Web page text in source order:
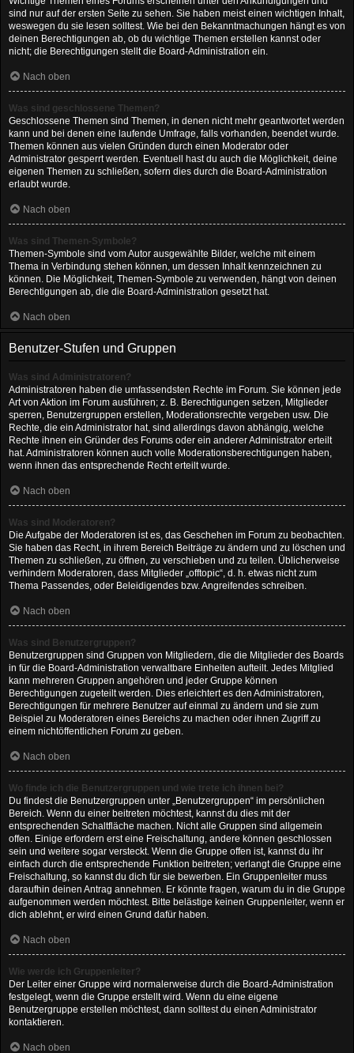
sind nur auf der ersten Seite zu sehen. Sie haben meist einen wichtigen Inhalt,
weswegen du sie lesen solltest. Wie bei den Bekanntmachungen hängt es von
deinen Berechtigungen ab, ob du wichtige Themen erstellen kannst oder
nicht; die Berechtigungen stellt die Board-Administration ein.
Nach oben
Was sind geschlossene Themen?
Geschlossene Themen sind Themen, in denen nicht mehr geantwortet werden
kann und bei denen eine laufende Umfrage, falls vorhanden, beendet wurde.
Themen können aus vielen Gründen durch einen Moderator oder
Administrator gesperrt werden. Eventuell hast du auch die Möglichkeit, deine
eigenen Themen zu schließen, sofern dies durch die Board-Administration
erlaubt wurde.
Nach oben
Was sind Themen-Symbole?
Themen-Symbole sind vom Autor ausgewählte Bilder, welche mit einem
Thema in Verbindung stehen können, um dessen Inhalt kennzeichnen zu
können. Die Möglichkeit, Themen-Symbole zu verwenden, hängt von deinen
Berechtigungen ab, die die Board-Administration gesetzt hat.
Nach oben
Benutzer-Stufen und Gruppen
Was sind Administratoren?
Administratoren haben die umfassendsten Rechte im Forum. Sie können jede
Art von Aktion im Forum ausführen; z. B. Berechtigungen setzen, Mitglieder
sperren, Benutzergruppen erstellen, Moderationsrechte vergeben usw. Die
Rechte, die ein Administrator hat, sind allerdings davon abhängig, welche
Rechte ihnen ein Gründer des Forums oder ein anderer Administrator erteilt
hat. Administratoren können auch volle Moderationsberechtigungen haben,
wenn ihnen das entsprechende Recht erteilt wurde.
Nach oben
Was sind Moderatoren?
Die Aufgabe der Moderatoren ist es, das Geschehen im Forum zu beobachten.
Sie haben das Recht, in ihrem Bereich Beiträge zu ändern und zu löschen und
Themen zu schließen, zu öffnen, zu verschieben und zu teilen. Üblicherweise
verhindern Moderatoren, dass Mitglieder „offtopic“, d. h. etwas nicht zum
Thema Passendes, oder Beleidigendes bzw. Angreifendes schreiben.
Nach oben
Was sind Benutzergruppen?
Benutzergruppen sind Gruppen von Mitgliedern, die die Mitglieder des Boards
in für die Board-Administration verwaltbare Einheiten aufteilt. Jedes Mitglied
kann mehreren Gruppen angehören und jeder Gruppe können
Berechtigungen zugeteilt werden. Dies erleichtert es den Administratoren,
Berechtigungen für mehrere Benutzer auf einmal zu ändern und sie zum
Beispiel zu Moderatoren eines Bereichs zu machen oder ihnen Zugriff zu
einem nichtöffentlichen Forum zu geben.
Nach oben
Wo finde ich die Benutzergruppen und wie trete ich ihnen bei?
Du findest die Benutzergruppen unter „Benutzergruppen“ im persönlichen
Bereich. Wenn du einer beitreten möchtest, kannst du dies mit der
entsprechenden Schaltfläche machen. Nicht alle Gruppen sind allgemein
offen. Einige erfordern erst eine Freischaltung, andere können geschlossen
sein und weitere sogar versteckt. Wenn die Gruppe offen ist, kannst du ihr
einfach durch die entsprechende Funktion beitreten; verlangt die Gruppe eine
Freischaltung, so kannst du dich für sie bewerben. Ein Gruppenleiter muss
daraufhin deinen Antrag annehmen. Er könnte fragen, warum du in die Gruppe
aufgenommen werden möchtest. Bitte belästige keinen Gruppenleiter, wenn er
dich ablehnt, er wird einen Grund dafür haben.
Nach oben
Wie werde ich Gruppenleiter?
Der Leiter einer Gruppe wird normalerweise durch die Board-Administration
festgelegt, wenn die Gruppe erstellt wird. Wenn du eine eigene
Benutzergruppe erstellen möchtest, dann solltest du einen Administrator
kontaktieren.
Nach oben